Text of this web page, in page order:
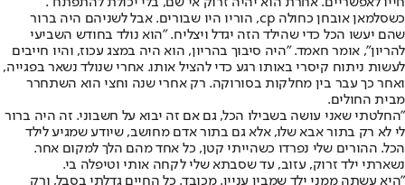
חייו לאפשריים. אחרת הוא יהיה זרוק אי שם, בלי יכולת להתפתח".
כשסלמאן אובחן כחולה cp, הוריו היו שבורים. אבל לשניהם היה ברור
שהם יעשו הכל כדי שהילד הזה יגדל ויצליח. "הוא נולד בחודש השביעי
להריון", אומר חאמד. "היה סיבוך בהריון, הוא היה במצג עכוז, והיו חייבים
לעשות ניתוח קיסרי באותו רגע כדי להציל אותו. אחרי שנולד נשאר בפגייה,
ואחר כך עבר בין מחלקות בסורוקה. רק אחרי שנה וחצי הוא השתחרר
מבית החולים.
"החלטתי שאני עושה בשבילו הכל, גם אם זה יבוא על חשבוני. זה היה ברור
לי לא רק בתור אבא שלו, אלא גם בתור אדם מחושב, שיודע שמגיע לילד
הכל. ההורים שלי נפרדו כשהייתי קטן, כל אחד מהם הלך למקום אחר.
נשארתי ילד זרוק, עזוב, עד שסבתא שלי לקחה אותי וטיפלה בי.
"היא עשתה ממני ילד שמבין עניין. מכובד. כל החיים גדלתי בסבל, ורק